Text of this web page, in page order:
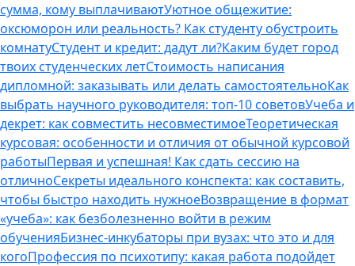
сумма, кому выплачиваютУютное общежитие:
оксюморон или реальность? Как студенту обустроить
комнатуСтудент и кредит: дадут ли?Каким будет город
твоих студенческих летСтоимость написания
дипломной: заказывать или делать самостоятельноКак
выбрать научного руководителя: топ-10 советовУчеба и
декрет: как совместить несовместимоеТеоретическая
курсовая: особенности и отличия от обычной курсовой
работыПервая и успешная! Как сдать сессию на
отличноСекреты идеального конспекта: как составить,
чтобы быстро находить нужноеВозвращение в формат
«учеба»: как безболезненно войти в режим
обученияБизнес-инкубаторы при вузах: что это и для
когоПрофессия по психотипу: какая работа подойдет